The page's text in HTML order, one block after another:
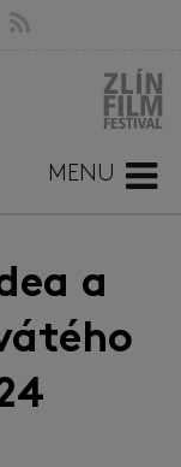
MENU
a